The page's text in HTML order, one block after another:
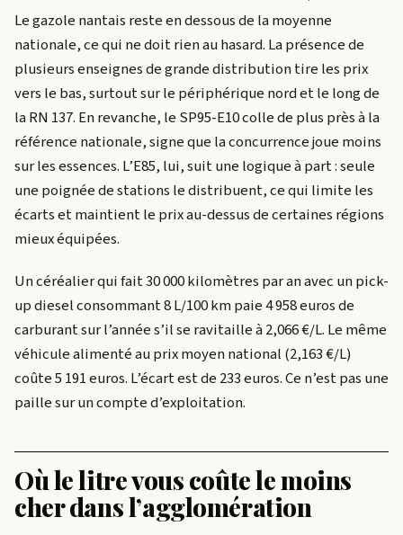
Le gazole nantais reste en dessous de la moyenne
nationale, ce qui ne doit rien au hasard. La présence de
plusieurs enseignes de grande distribution tire les prix
vers le bas, surtout sur le périphérique nord et le long de
la RN 137. En revanche, le SP95-E10 colle de plus près à la
référence nationale, signe que la concurrence joue moins
sur les essences. L’E85, lui, suit une logique à part : seule
une poignée de stations le distribuent, ce qui limite les
écarts et maintient le prix au-dessus de certaines régions
mieux équipées.
Un céréalier qui fait 30 000 kilomètres par an avec un pick-
up diesel consommant 8 L/100 km paie 4 958 euros de
carburant sur l’année s’il se ravitaille à 2,066 €/L. Le même
véhicule alimenté au prix moyen national (2,163 €/L)
coûte 5 191 euros. L’écart est de 233 euros. Ce n’est pas une
paille sur un compte d’exploitation.
Où le litre vous coûte le moins
cher dans l’agglomération